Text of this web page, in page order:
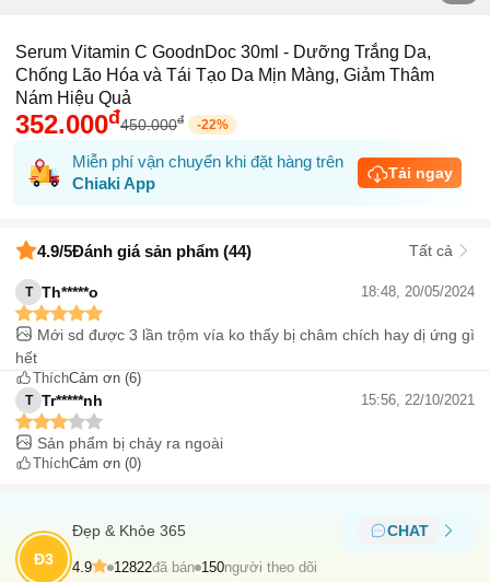
Serum Vitamin C GoodnDoc 30ml - Dưỡng Trắng Da,
Chống Lão Hóa và Tái Tạo Da Mịn Màng, Giảm Thâm
Nám Hiệu Quả
352.000đ450.000đ -22%
Miễn phí vận chuyển khi đặt hàng trên
Chiaki App
Tải ngay
4.9/5Đánh giá sản phẩm (44) Tất cả
T Th*****o 18:48, 20/05/2024
Mới sd được 3 lần trộm vía ko thấy bị châm chích hay dị ứng gì
hết
ThíchCảm ơn (6)
T Tr*****nh 15:56, 22/10/2021
Sản phẩm bị chảy ra ngoài
ThíchCảm ơn (0)
Đ3
Đẹp & Khỏe 365 CHAT
4.9 12822đã bán 150người theo dõi